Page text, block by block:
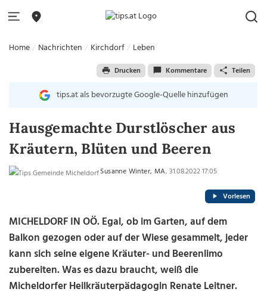
Home Nachrichten Kirchdorf Leben
Drucken Kommentare Teilen
tips.at als bevorzugte Google-Quelle hinzufügen
Hausgemachte Durstlöscher aus
Kräutern, Blüten und Beeren
Susanne Winter, MA, 31.08.2022 17:05
Vorlesen
MICHELDORF IN OÖ. Egal, ob im Garten, auf dem
Balkon gezogen oder auf der Wiese gesammelt, jeder
kann sich seine eigene Kräuter- und Beerenlimo
zubereiten. Was es dazu braucht, weiß die
Micheldorfer Heilkräuterpädagogin Renate Leitner.